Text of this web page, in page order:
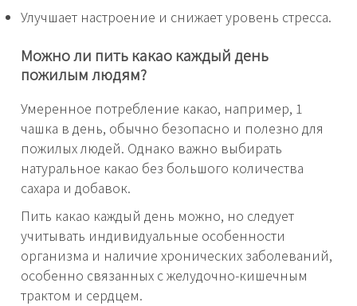
Улучшает настроение и снижает уровень стресса.
Можно ли пить какао каждый день
пожилым людям?
Умеренное потребление какао, например, 1
чашка в день, обычно безопасно и полезно для
пожилых людей. Однако важно выбирать
натуральное какао без большого количества
сахара и добавок.
Пить какао каждый день можно, но следует
учитывать индивидуальные особенности
организма и наличие хронических заболеваний,
особенно связанных с желудочно-кишечным
трактом и сердцем.